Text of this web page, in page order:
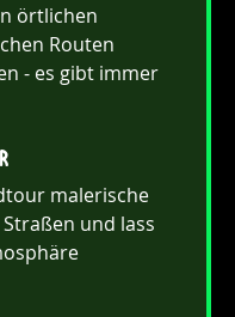
örtlichen
Routen
- es gibt immer
malerische
und lass